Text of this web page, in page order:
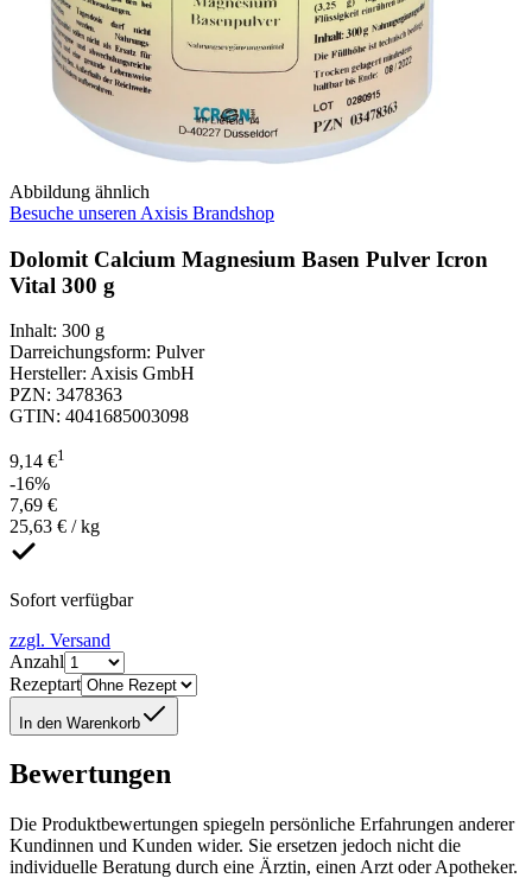
Abbildung ähnlich
Besuche unseren Axisis Brandshop
Dolomit Calcium Magnesium Basen Pulver Icron
Vital 300 g
Inhalt: 300 g
Darreichungsform: Pulver
Hersteller: Axisis GmbH
PZN: 3478363
GTIN: 4041685003098
9,14 €1
-16%
7,69 €
25,63 € / kg
Sofort verfügbar
zzgl. Versand
Anzahl
Rezeptart
In den Warenkorb
Bewertungen
Die Produktbewertungen spiegeln persönliche Erfahrungen anderer
Kundinnen und Kunden wider. Sie ersetzen jedoch nicht die
individuelle Beratung durch eine Ärztin, einen Arzt oder Apotheker.